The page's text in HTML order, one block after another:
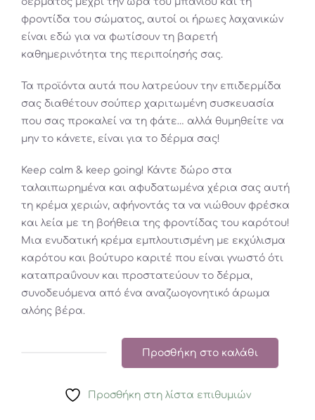
φροντίδα του σώματος, αυτοί οι ήρωες λαχανικών
είναι εδώ για να φωτίσουν τη βαρετή
καθημερινότητα της περιποίησής σας.
Τα προϊόντα αυτά που λατρεύουν την επιδερμίδα
σας διαθέτουν σούπερ χαριτωμένη συσκευασία
που σας προκαλεί να τη φάτε… αλλά θυμηθείτε να
μην το κάνετε, είναι για το δέρμα σας!
Keep calm & keep going! Κάντε δώρο στα
ταλαιπωρημένα και αφυδατωμένα χέρια σας αυτή
τη κρέμα χεριών, αφήνοντάς τα να νιώθουν φρέσκα
και λεία με τη βοήθεια της φροντίδας του καρότου!
Μια ενυδατική κρέμα εμπλουτισμένη με εκχύλισμα
καρότου και βούτυρο καριτέ που είναι γνωστό ότι
καταπραΰνουν και προστατεύουν το δέρμα,
συνοδευόμενα από ένα αναζωογονητικό άρωμα
αλόης βέρα.
CARROT
Προσθήκη στο καλάθι
Προσθήκη στη λίστα επιθυμιών